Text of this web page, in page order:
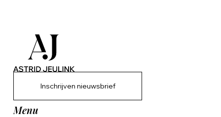
Inschrijven nieuwsbrief
Menu